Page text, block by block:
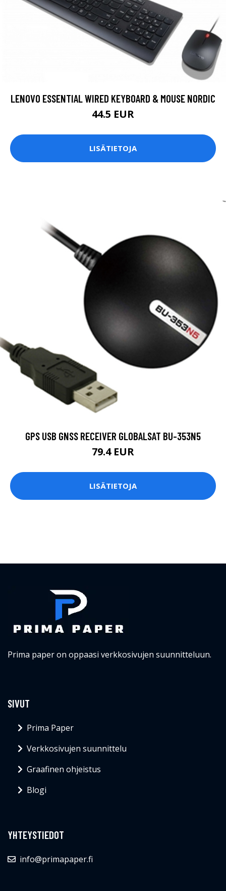
LENOVO ESSENTIAL WIRED KEYBOARD & MOUSE NORDIC
44.5 EUR
LISÄTIETOJA
GPS USB GNSS RECEIVER GLOBALSAT BU-353N5
79.4 EUR
LISÄTIETOJA
Prima paper on oppaasi verkkosivujen suunnitteluun.
SIVUT
Prima Paper
Verkkosivujen suunnittelu
Graafinen ohjeistus
Blogi
YHTEYSTIEDOT
info@primapaper.fi